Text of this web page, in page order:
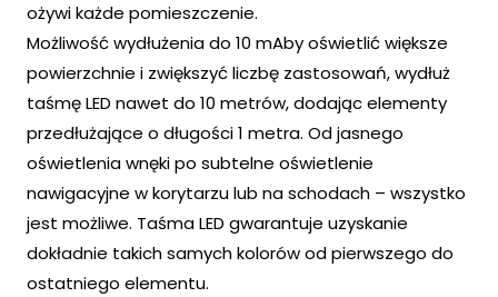
ożywi każde pomieszczenie.
Możliwość wydłużenia do 10 mAby oświetlić większe
powierzchnie i zwiększyć liczbę zastosowań, wydłuż
taśmę LED nawet do 10 metrów, dodając elementy
przedłużające o długości 1 metra. Od jasnego
oświetlenia wnęki po subtelne oświetlenie
nawigacyjne w korytarzu lub na schodach – wszystko
jest możliwe. Taśma LED gwarantuje uzyskanie
dokładnie takich samych kolorów od pierwszego do
ostatniego elementu.